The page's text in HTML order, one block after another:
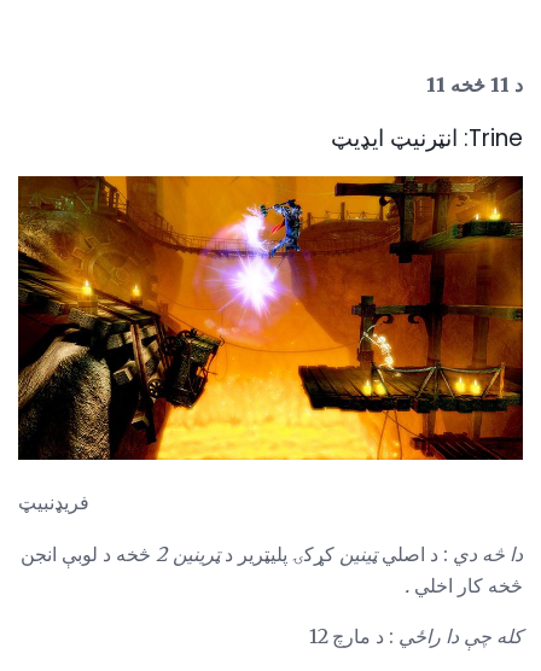
د 11 څخه 11
Trine: انټرنیټ ایډیټ
فریډنبیټ
دا څه دي : د اصليټینین کړکۍ پلیټریر دټرینین 2
څخه د لوبې انجن
څخه کار اخلي .
کله چې دا راځي : د مارچ 12